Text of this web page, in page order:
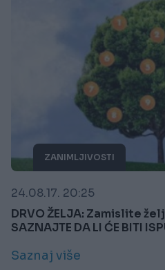
ZANIMLJIVOSTI
24.08.17. 20:25
DRVO ŽELJA: Zamislite
SAZNAJTE DA LI ĆE BITI
Saznaj više